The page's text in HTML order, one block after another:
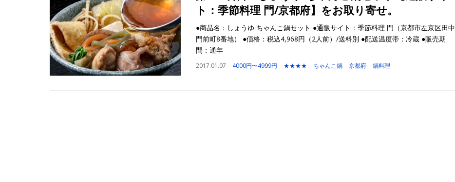
ト：季節料理 門/京都府】をお取り寄せ。
●商品名：しょうゆ ちゃんこ鍋セット ●通販サイト：季節料理 門（京都市左京区田中
門前町8番地） ●価格：税込4,968円（2人前）/送料別 ●配送温度帯：冷蔵 ●販売期
間：通年
2017.01.07 4000円〜4999円 ★★★★ ちゃんこ鍋 京都府 鍋料理